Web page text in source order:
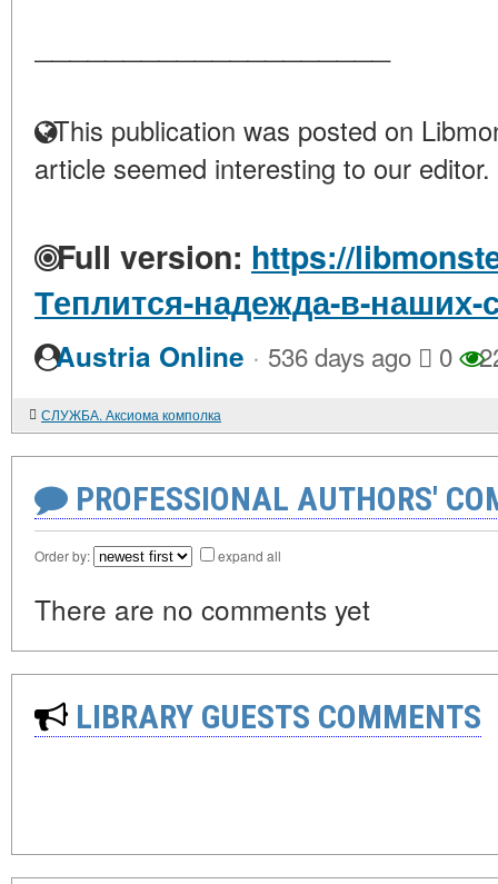
This publication was posted on
article seemed interesting to our editor.
Full version: https://
Теплится-надежда-в-наших-
Austria Online · 536 days ago 0
СЛУЖБА. Аксиома комполка
PROFESSIONAL AUTHORS'
Order by: expand all
There are no comments yet
LIBRARY GUESTS COMMENTS